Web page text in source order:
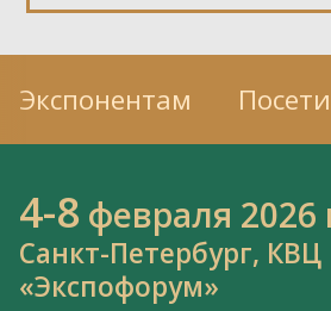
Экспонентам
4-8 февраля 2026
Санкт-Петербург, КВЦ
«Экспофорум»